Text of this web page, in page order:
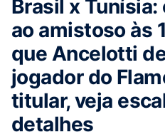
Brasil x
ao amistoso às
que Ancelotti
jogador do
titular, veja
detalhes